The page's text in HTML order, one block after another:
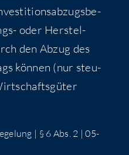
oder Her­stel­
den Abzug des
kön­nen (nur steu­
| § 6 Abs. 2 | 05-